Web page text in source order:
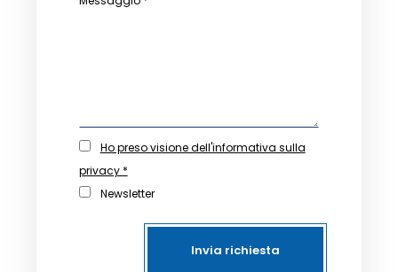
Ho preso visione dell'informativa sulla
privacy *
Newsletter
Invia richiesta